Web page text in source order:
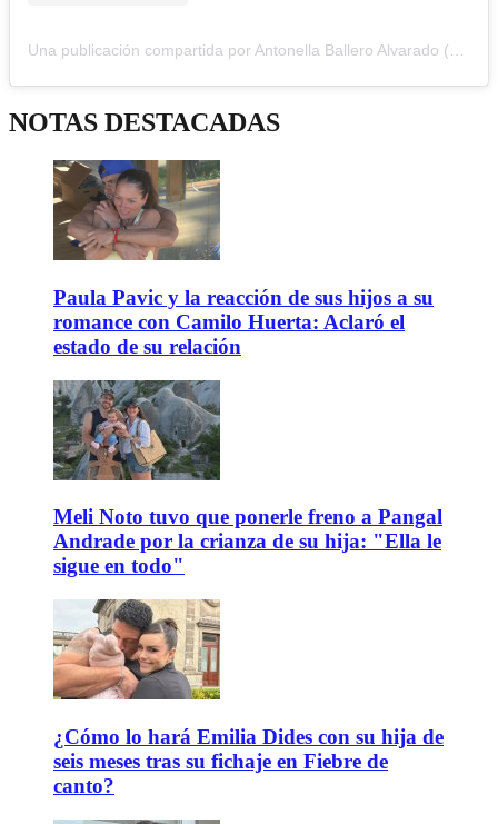
Una publicación compartida por Antonella Ballero Alvarado (@antonellaballero)
NOTAS DESTACADAS
Paula Pavic y la reacción de sus hijos a su
romance con Camilo Huerta: Aclaró el
estado de su relación
Meli Noto tuvo que ponerle freno a Pangal
Andrade por la crianza de su hija: "Ella le
sigue en todo"
¿Cómo lo hará Emilia Dides con su hija de
seis meses tras su fichaje en Fiebre de
canto?